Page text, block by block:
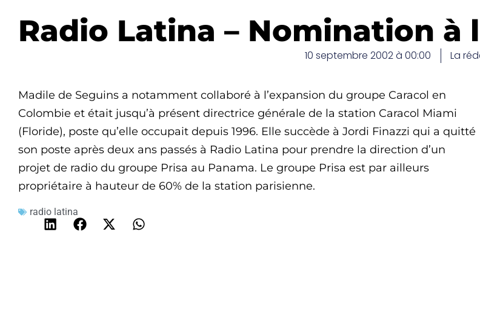
Radio Latina – Nomination
10 septembre 2002 à 00:00 La
Madile de Seguins a notamment collaboré à l’expansion du groupe Caracol en
Colombie et était jusqu’à présent directrice générale de la station Caracol Miami
(Floride), poste qu’elle occupait depuis 1996. Elle succède à Jordi Finazzi qui a quitté
son poste après deux ans passés à Radio Latina pour prendre la direction d’un
projet de radio du groupe Prisa au Panama. Le groupe Prisa est par ailleurs
propriétaire à hauteur de 60% de la station parisienne.
radio latina